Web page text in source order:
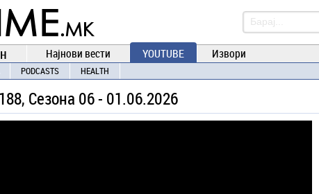
NEWSНајнови вести YOUTUBE Извори
PODCASTS HEALTH
Сезона 06 - 01.06.2026